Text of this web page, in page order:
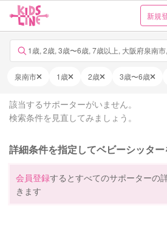
新規
1歳, 2歳, 3歳〜6歳, 7歳以上, 大阪府泉南
泉南市 1歳 2歳 3歳〜6歳
該当するサポーターがいません。
検索条件を見直してみましょう。
詳細条件を指定してベビーシッタ
会員登録するとすべてのサポーターの
きます